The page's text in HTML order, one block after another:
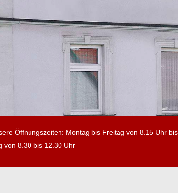
Öffnungszeiten: Montag bis Freitag von 8.15 Uhr bis
von 8.30 bis 12.30 Uhr